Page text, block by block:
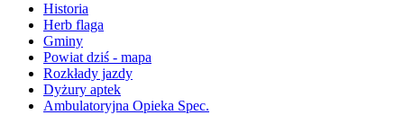
Historia
Herb flaga
Gminy
Powiat dziś - mapa
Rozkłady jazdy
Dyżury aptek
Ambulatoryjna Opieka Spec.